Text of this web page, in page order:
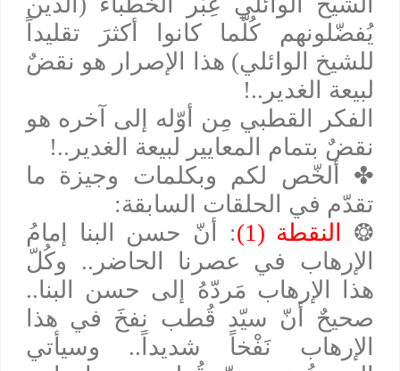
يُفضّلونهم كُلّما كانوا أكثرَ تقليداً
للشيخ الوائلي) هذا الإصرار هو نقضٌ
لبيعة الغدير..!
الفكر القطبي مِن أوّله إلى آخره هو
نقضٌ بتمام المعايير لبيعة الغدير..!
✤ألخّص لكم وبكلمات وجيزة ما
تقدّم في الحلقات السابقة:
❂
النقطة (1)
: أنّ حسن البنا إمامُ
الإرهاب في عصرنا الحاضر.. وكُلّ
هذا الإرهاب مَردّهُ إلى حسن البنا..
صحيحٌ أنّ سيّد قُطب نفخَ في هذا
الإرهاب نَفْخاً شديداً.. وسيأتي